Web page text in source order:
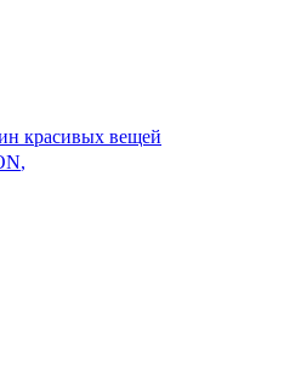
красивых вещей
,